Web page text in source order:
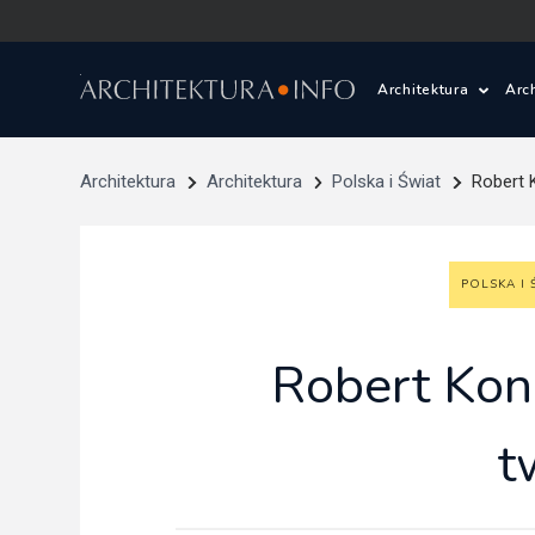
Architektura
Wasze
Architektura
Architektura Architektura Polska i Świat Robert
POLSKA I
Robert